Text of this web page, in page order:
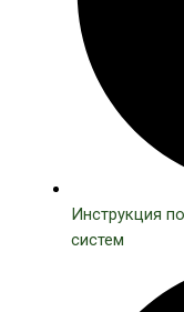
Инструкция
систем